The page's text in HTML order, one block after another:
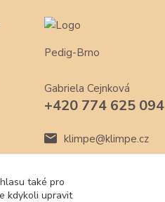
Pedig-Brno
Gabriela Cejnková
+420 774 625 094
klimpe@klimpe.cz
také pro
kdykoli upravit